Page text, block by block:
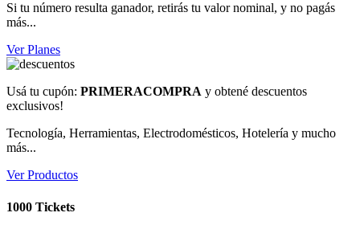
Si tu número resulta ganador, retirás tu valor nominal, y no pagás
más...
Ver Planes
Usá tu cupón: PRIMERACOMPRA y obtené descuentos
exclusivos!
Tecnología, Herramientas, Electrodomésticos, Hotelería y mucho
más...
Ver Productos
1000 Tickets